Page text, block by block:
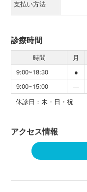
支払い方法
診療時間
時間 月
9:00~18:30
●
9:00~15:00
―
休診日：木・日・祝
アクセス情報